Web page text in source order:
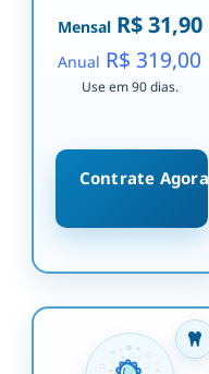
MensalR$ 31,90
Anual R$ 319,00
Use em 90 dias.
Contrate Agora